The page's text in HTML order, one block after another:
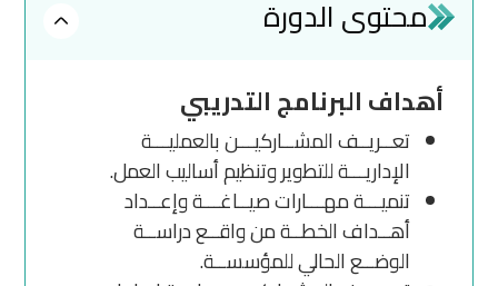
محتوى الدورة
أهداف البرنامج التدريبي
تعــريــف المشــاركيـــن بالعمليـــة
الإداريـــة للتطوير وتنظيم أساليب العمل.
تنميـــة مهـــارات صيــاغـــة وإعــداد
أهــداف الخطــة من واقــع دراســة
الوضــع الحالي للمؤسســة.